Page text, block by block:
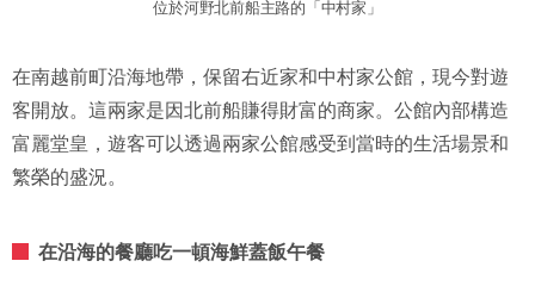
位於河野北前船主路的「中村家」
在南越前町沿海地帶，保留右近家和中村家公館，現今對遊
客開放。這兩家是因北前船賺得財富的商家。公館內部構造
富麗堂皇，遊客可以透過兩家公館感受到當時的生活場景和
繁榮的盛況。
在沿海的餐廳吃一頓海鮮蓋飯午餐